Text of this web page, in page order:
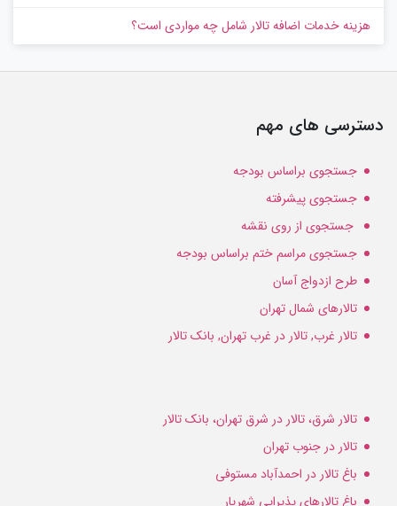
هزینه خدمات اضافه تالار شامل چه مواردی است؟
دسترسی های مهم
جستجوی براساس بودجه
جستجوی پیشرفته
جستجوی از روی نقشه
جستجوی مراسم ختم براساس بودجه
طرح ازدواج آسان
تالارهای شمال تهران
تالار غرب, تالار در غرب تهران, بانک تالار
تالار شرق، تالار در شرق تهران، بانک تالار
تالار در جنوب تهران
باغ تالار در احمدآباد مستوفی
باغ تالارهای پذیرایی شهریار